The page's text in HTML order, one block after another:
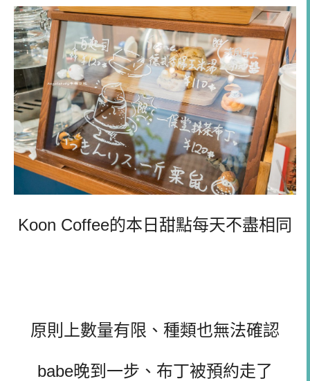
Koon Coffee的本日甜點每天不盡相同
原則上數量有限、種類也無法確認
babe晚到一步、布丁被預約走了